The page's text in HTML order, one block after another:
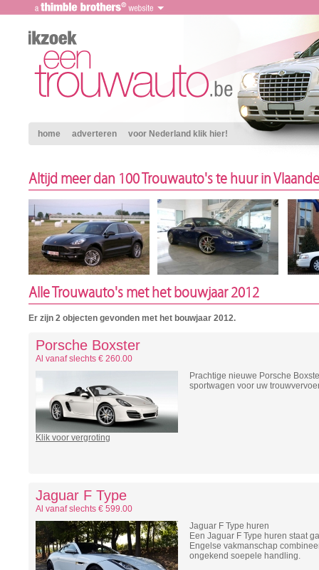
home adverteren voor Nederland klik hier!
Altijd meer dan 100 Trouwauto's te huur in
Alle Trouwauto's met het bouwjaar 2012
Er zijn 2 objecten gevonden met het bouwjaar 2012.
Porsche Boxster
Al vanaf slechts € 260.00
Klik voor vergroting
Prachtige nieuwe Porsche
sportwagen voor uw
Jaguar F Type
Al vanaf slechts € 599.00
Jaguar F Type huren
Een Jaguar F Type huren staat
Engelse vakmanschap
ongekend soepele handling.